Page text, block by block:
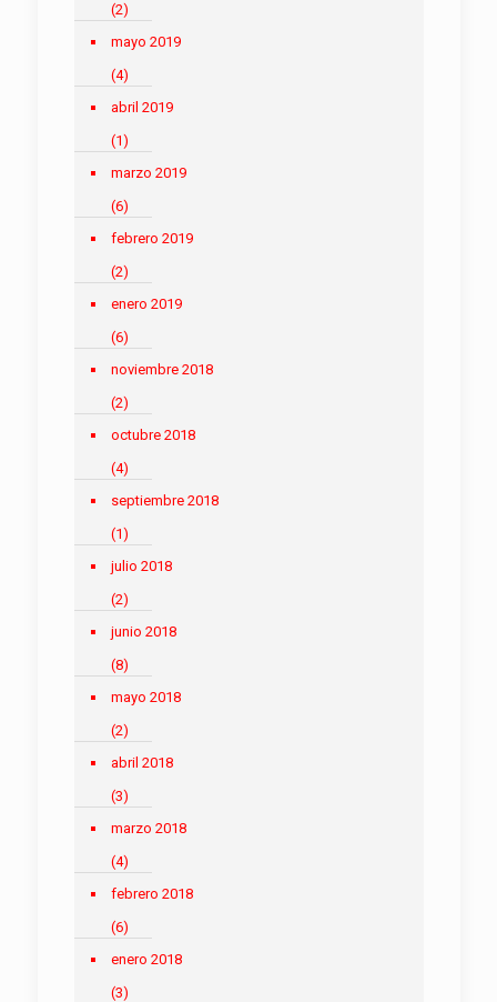
(2)
mayo 2019
(4)
abril 2019
(1)
marzo 2019
(6)
febrero 2019
(2)
enero 2019
(6)
noviembre 2018
(2)
octubre 2018
(4)
septiembre 2018
(1)
julio 2018
(2)
junio 2018
(8)
mayo 2018
(2)
abril 2018
(3)
marzo 2018
(4)
febrero 2018
(6)
enero 2018
(3)